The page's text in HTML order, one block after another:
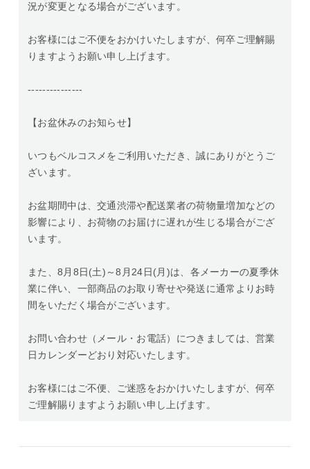
況が変更となる場合がございます。
お客様にはご不便をおかけいたしますが、何卒ご理解賜
りますようお願い申し上げます。
---------------
【お盆休みのお知らせ】
いつもベルコスメをご利用いただき、誠にありがとうご
ざいます。
お盆期間中は、交通渋滞や配送業者の荷物量増加などの
影響により、お荷物のお届けに遅れが生じる場合がござ
います。
また、8月8日(土)～8月24日(月)は、各メーカーの夏季休
業に伴い、一部商品のお取り寄せや発送に通常よりお時
間をいただく場合がございます。
お問い合わせ（メール・お電話）につきましては、営業
日カレンダーどおり対応いたします。
お客様にはご不便、ご迷惑をおかけいたしますが、何卒
ご理解賜りますようお願い申し上げます。